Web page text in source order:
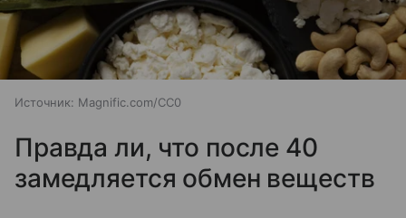
Источник: Magnific.com/CC0
Правда ли, что после 40
замедляется обмен веществ